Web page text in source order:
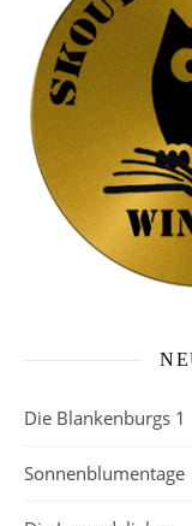
Die Blankenburgs 1
Sonnenblumentage